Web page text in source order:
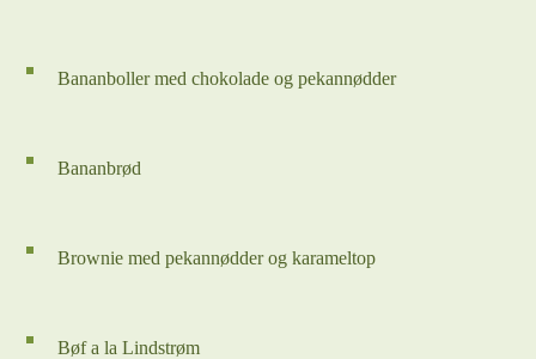
Bananboller med chokolade og pekannødder
Bananbrød
Brownie med pekannødder og karameltop
Bøf a la Lindstrøm